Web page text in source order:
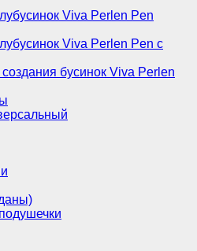
Viva Perlen Pen
Viva Perlen Pen с
бусинок Viva Perlen